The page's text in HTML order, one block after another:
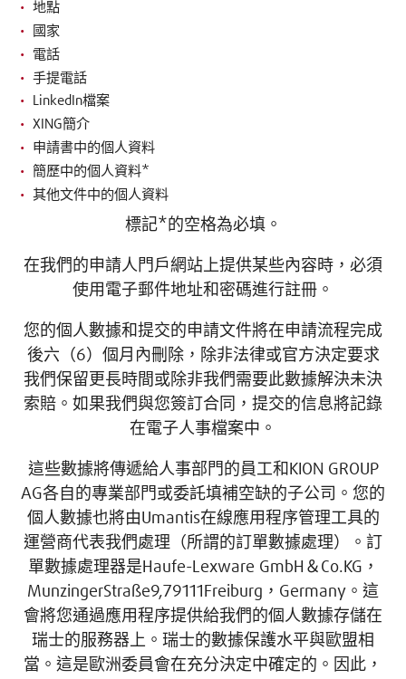
地點
國家
電話
手提電話
LinkedIn檔案
XING簡介
申請書中的個人資料
簡歷中的個人資料*
其他文件中的個人資料
標記*的空格為必填。
在我們的申請人門戶網站上提供某些內容時，必須
使用電子郵件地址和密碼進行註冊。
您的個人數據和提交的申請文件將在申請流程完成
後六（6）個月內刪除，除非法律或官方決定要求
我們保留更長時間或除非我們需要此數據解決未決
索賠。如果我們與您簽訂合同，提交的信息將記錄
在電子人事檔案中。
這些數據將傳遞給人事部門的員工和KION GROUP
AG各自的專業部門或委託填補空缺的子公司。您的
個人數據也將由Umantis在線應用程序管理工具的
運營商代表我們處理（所謂的訂單數據處理）。訂
單數據處理器是Haufe-Lexware GmbH＆Co.KG，
MunzingerStraße9,79111Freiburg，Germany。這
會將您通過應用程序提供給我們的個人數據存儲在
瑞士的服務器上。瑞士的數據保護水平與歐盟相
當。這是歐洲委員會在充分決定中確定的。因此，